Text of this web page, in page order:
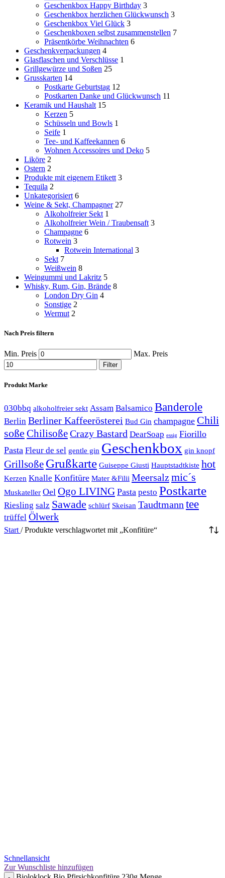
Geschenkbox Happy Birthday 3
Geschenkbox herzlichen Glückwunsch 3
Geschenkbox Viel Glück 3
Geschenkboxen selbst zusammenstellen 7
Präsentkörbe Weihnachten 6
Geschenkverpackungen 4
Glasflaschen und Verschlüsse 1
Grillgewürze und Soßen 25
Grusskarten 14
Postkarte Geburtstag 12
Postkarten Danke und Glückwunsch 11
Keramik und Haushalt 15
Kerzen 5
Schüsseln und Bowls 1
Seife 1
Tee- und Kaffeekannen 6
Wohnen Accessoires und Deko 5
Liköre 2
Ostern 2
Produkte mit eigenem Etikett 3
Tequila 2
Unkategorisiert 6
Weine & Sekt, Champagner 27
Alkoholfreier Sekt 1
Alkoholfreier Wein / Traubensaft 3
Champagne 6
Rotwein 3
Rotwein International 3
Sekt 7
Weißwein 8
Weingummi und Lakritz 5
Whisky, Rum, Gin, Brände 8
London Dry Gin 4
Sonstige 2
Wermut 2
Nach Preis filtern
Min. Preis Max. Preis
Filter
Produkt Marke
030bbq alkoholfreier sekt Assam Balsamico Banderole
Berlin Berliner Kaffeerösterei Bud Gin champagne Chili
soße ChilisoßeCrazy Bastard DearSoap essig Fiorillo
Pasta Fleur de sel gentle gin Geschenkbox gin knopf
Grillsoße Grußkarte Guiseppe Giusti Hauptstadtkiste hot
Kerzen Knalle Konfitüre Mater &Filii Meersalzmic´s
Muskateller Oel Ogo LIVING Pasta pesto Postkarte
Riesling salz Sawade schlürf Skeisan Taudtmann tee
trüffel Ölwerk
Start / Produkte verschlagwortet mit „Konfitüre“
Schnellansicht
Zur Wunschliste hinzufügen